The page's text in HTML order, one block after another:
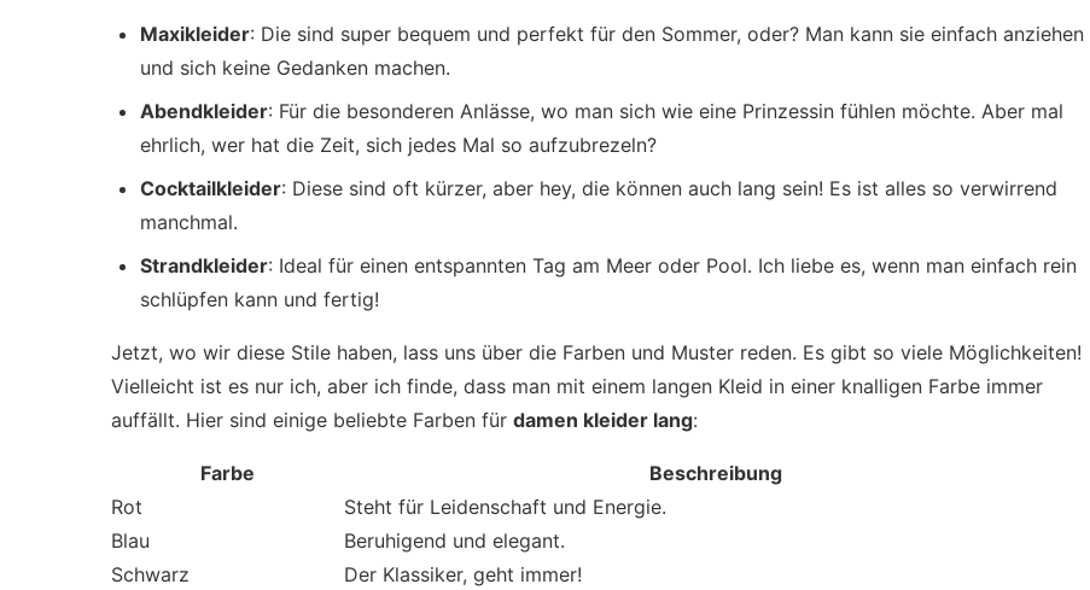
Maxikleider: Die sind super bequem und perfekt für den Sommer, oder? Man kann sie einfach anziehen
und sich keine Gedanken machen.
Abendkleider: Für die besonderen Anlässe, wo man sich wie eine Prinzessin fühlen möchte. Aber mal
ehrlich, wer hat die Zeit, sich jedes Mal so aufzubrezeln?
Cocktailkleider: Diese sind oft kürzer, aber hey, die können auch lang sein! Es ist alles so verwirrend
manchmal.
Strandkleider: Ideal für einen entspannten Tag am Meer oder Pool. Ich liebe es, wenn man einfach rein
schlüpfen kann und fertig!
Jetzt, wo wir diese Stile haben, lass uns über die Farben und Muster reden. Es gibt so viele Möglichkeiten!
Vielleicht ist es nur ich, aber ich finde, dass man mit einem langen Kleid in einer knalligen Farbe immer
auffällt. Hier sind einige beliebte Farben für damen kleider lang:
Farbe
Beschreibung
Rot
Steht für Leidenschaft und Energie.
Blau
Beruhigend und elegant.
Schwarz
Der Klassiker, geht immer!